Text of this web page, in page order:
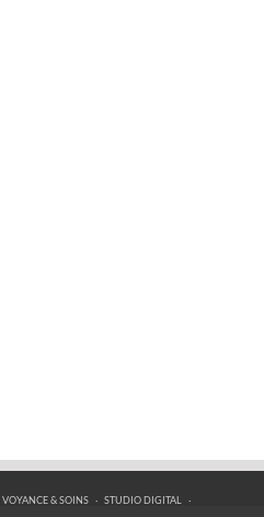
VOYANCE & SOINS · STUDIO DIGITAL
·